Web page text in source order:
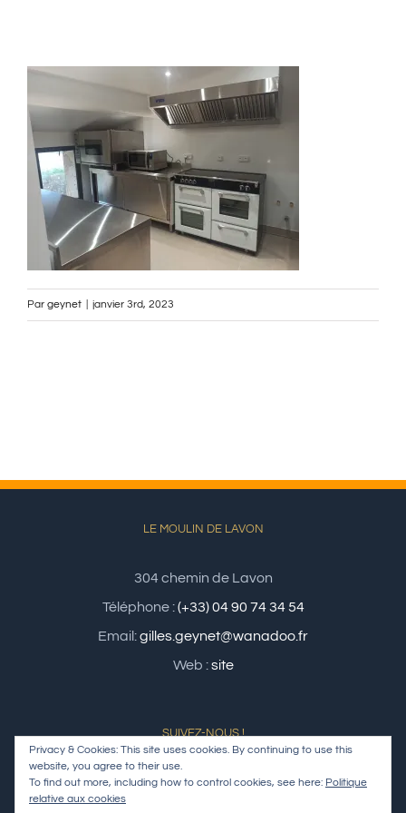
Par geynet janvier 3rd, 2023
LE MOULIN DE LAVON
304 chemin de Lavon
Téléphone :(+33) 04 90 74 34 54
Email:gilles.geynet@wanadoo.fr
Web :site
SUIVEZ-NOUS !
Privacy & Cookies: This site uses cookies. By continuing to use this
website, you agree to their use.
To find out more, including how to control cookies, see here: Politique
relative aux cookies